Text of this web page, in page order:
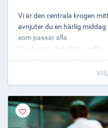
Vi är den centrala krogen
avnjuter du en härlig
som passar alla.
Sjunk ner i våra sköna
entréplan för en mysig